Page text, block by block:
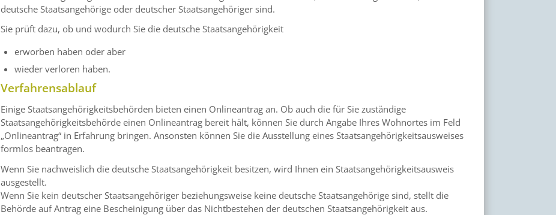
deutsche Staatsangehörige oder deutscher Staatsangehöriger sind.
Sie prüft dazu, ob und wodurch Sie die deutsche Staatsangehörigkeit
erworben haben oder aber
wieder verloren haben.
Verfahrensablauf
Einige Staatsangehörigkeitsbehörden bieten einen Onlineantrag an. Ob auch die für Sie zuständige
Staatsangehörigkeitsbehörde einen Onlineantrag bereit hält, können Sie durch Angabe Ihres Wohnortes im Feld
„Onlineantrag“ in Erfahrung bringen. Ansonsten können Sie die Ausstellung eines Staatsangehörigkeitsausweises
formlos beantragen.
Wenn Sie nachweislich die deutsche Staatsangehörigkeit besitzen, wird Ihnen ein Staatsangehörigkeitsausweis
ausgestellt.
Wenn Sie kein deutscher Staatsangehöriger beziehungsweise keine deutsche Staatsangehörige sind, stellt die
Behörde auf Antrag eine Bescheinigung über das Nichtbestehen der deutschen Staatsangehörigkeit aus.